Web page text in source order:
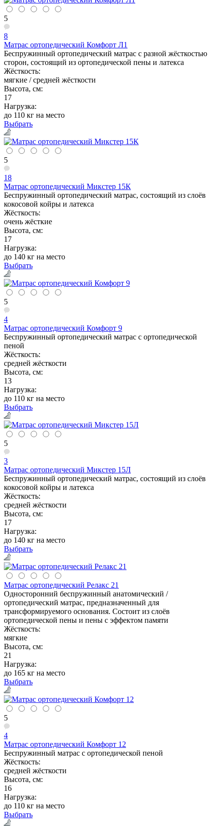
5
8
Матрас ортопедический Комфорт Л1
Беспружинный ортопедический матрас с разной жёсткостью
сторон, состоящий из ортопедической пены и латекса
Жёсткость:
мягкие / средней жёсткости
Высота, см:
17
Нагрузка:
до 110 кг на место
Выбрать
5
18
Матрас ортопедический Микстер 15К
Беспружинный ортопедический матрас, состоящий из слоёв
кокосовой койры и латекса
Жёсткость:
очень жёсткие
Высота, см:
17
Нагрузка:
до 140 кг на место
Выбрать
5
4
Матрас ортопедический Комфорт 9
Беспружинный ортопедический матрас с ортопедической
пеной
Жёсткость:
средней жёсткости
Высота, см:
13
Нагрузка:
до 110 кг на место
Выбрать
5
3
Матрас ортопедический Микстер 15Л
Беспружинный ортопедический матрас, состоящий из слоёв
кокосовой койры и латекса
Жёсткость:
средней жёсткости
Высота, см:
17
Нагрузка:
до 140 кг на место
Выбрать
Матрас ортопедический Релакс 21
Односторонний беспружинный анатомический /
ортопедический матрас, предназначенный для
трансформируемого основания. Состоит из слоёв
ортопедической пены и пены с эффектом памяти
Жёсткость:
мягкие
Высота, см:
21
Нагрузка:
до 165 кг на место
Выбрать
5
4
Матрас ортопедический Комфорт 12
Беспружинный матрас с ортопедической пеной
Жёсткость:
средней жёсткости
Высота, см:
16
Нагрузка:
до 110 кг на место
Выбрать